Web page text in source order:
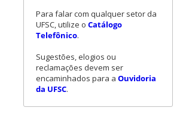
Para falar com qualquer setor da
UFSC, utilize o Catálogo
Telefônico.
Sugestões, elogios ou
reclamações devem ser
encaminhados para a Ouvidoria
da UFSC.